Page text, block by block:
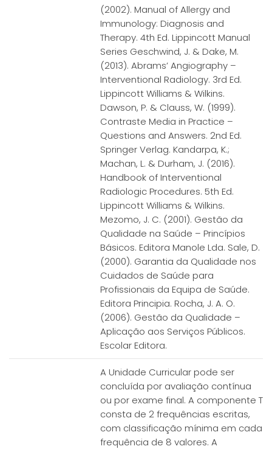
(2002). Manual of Allergy and
Immunology: Diagnosis and
Therapy. 4th Ed. Lippincott Manual
Series Geschwind, J. & Dake, M.
(2013). Abrams’ Angiography –
Interventional Radiology. 3rd Ed.
Lippincott Williams & Wilkins.
Dawson, P. & Clauss, W. (1999).
Contraste Media in Practice –
Questions and Answers. 2nd Ed.
Springer Verlag. Kandarpa, K.;
Machan, L. & Durham, J. (2016).
Handbook of Interventional
Radiologic Procedures. 5th Ed.
Lippincott Williams & Wilkins.
Mezomo, J. C. (2001). Gestão da
Qualidade na Saúde – Princípios
Básicos. Editora Manole Lda. Sale, D.
(2000). Garantia da Qualidade nos
Cuidados de Saúde para
Profissionais da Equipa de Saúde.
Editora Principia. Rocha, J. A. O.
(2006). Gestão da Qualidade –
Aplicação aos Serviços Públicos.
Escolar Editora.
A Unidade Curricular pode ser
concluída por avaliação contínua
ou por exame final. A componente T
consta de 2 frequências escritas,
com classificação mínima em cada
frequência de 8 valores. A